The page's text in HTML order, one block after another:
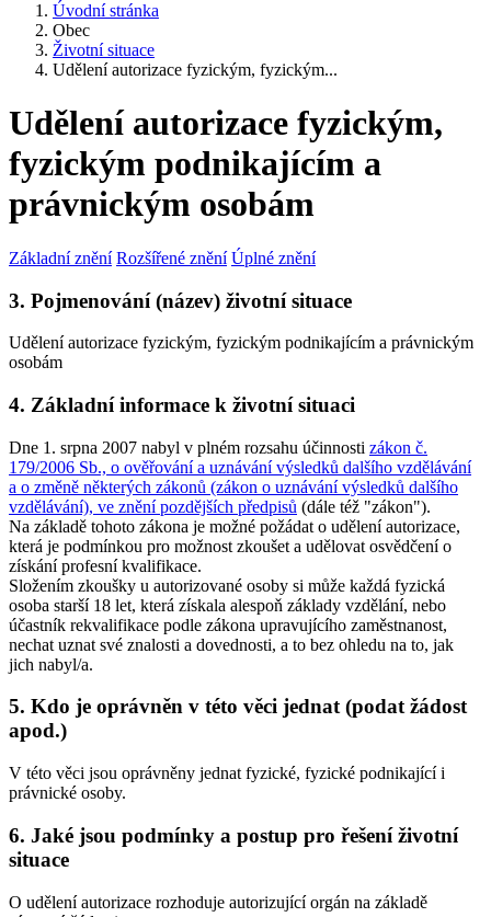
Úvodní stránka
Obec
Životní situace
Udělení autorizace fyzickým, fyzickým...
Udělení autorizace fyzickým,
fyzickým podnikajícím a
právnickým osobám
Základní znění Rozšířené znění Úplné znění
3. Pojmenování (název) životní situace
Udělení autorizace fyzickým, fyzickým podnikajícím a právnickým
osobám
4. Základní informace k životní situaci
Dne 1. srpna 2007 nabyl v plném rozsahu účinnosti zákon č.
179/2006 Sb., o ověřování a uznávání výsledků dalšího vzdělávání
a o změně některých zákonů (zákon o uznávání výsledků dalšího
vzdělávání), ve znění pozdějších předpisů (dále též "zákon").
Na základě tohoto zákona je možné požádat o udělení autorizace,
která je podmínkou pro možnost zkoušet a udělovat osvědčení o
získání profesní kvalifikace.
Složením zkoušky u autorizované osoby si může každá fyzická
osoba starší 18 let, která získala alespoň základy vzdělání, nebo
účastník rekvalifikace podle zákona upravujícího zaměstnanost,
nechat uznat své znalosti a dovednosti, a to bez ohledu na to, jak
jich nabyl/a.
5. Kdo je oprávněn v této věci jednat (podat žádost
apod.)
V této věci jsou oprávněny jednat fyzické, fyzické podnikající i
právnické osoby.
6. Jaké jsou podmínky a postup pro řešení životní
situace
O udělení autorizace rozhoduje autorizující orgán na základě